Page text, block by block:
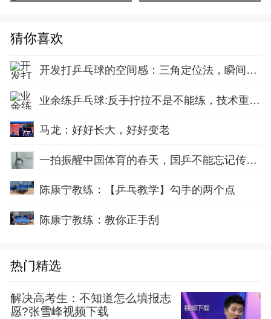
猜你喜欢
开发打乒乓球的空间感：三角定位法，瞬间找准最佳击球点
业余练乒乓球:反手拧拉不是不能练，技术重点就不在手上
马龙：好好长大，好好变老
一拍振醒中国体育的春天，国乒不能忘记传奇前辈这份初心！
陈康宁教练：【乒乓教学】勾手的两个点
陈康宁教练：教你正手刮
热门精选
解决高考生：不知道怎么填报志
愿?张雪峰视频下载